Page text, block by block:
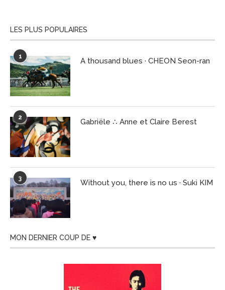
LES PLUS POPULAIRES
1 A thousand blues · CHEON Seon-ran
2 Gabriële ∴ Anne et Claire Berest
3 Without you, there is no us · Suki KIM
MON DERNIER COUP DE ♥